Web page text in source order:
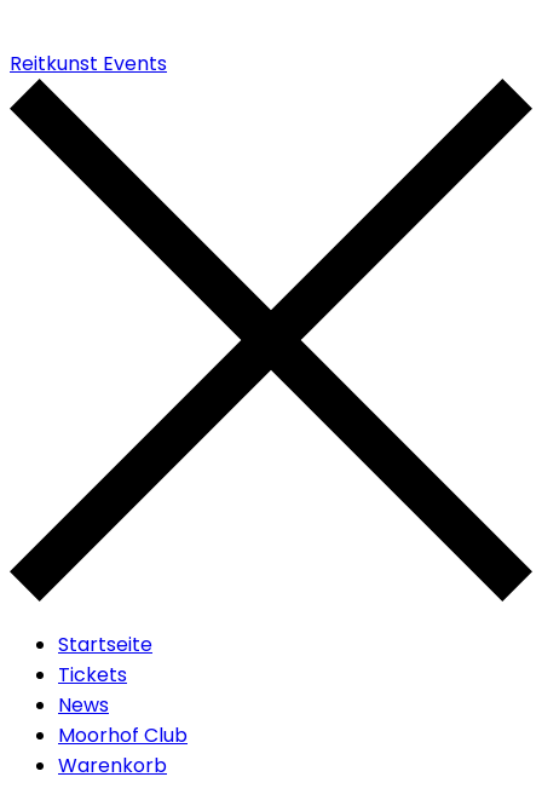
Reitkunst Events
Startseite
Tickets
News
Moorhof Club
Warenkorb